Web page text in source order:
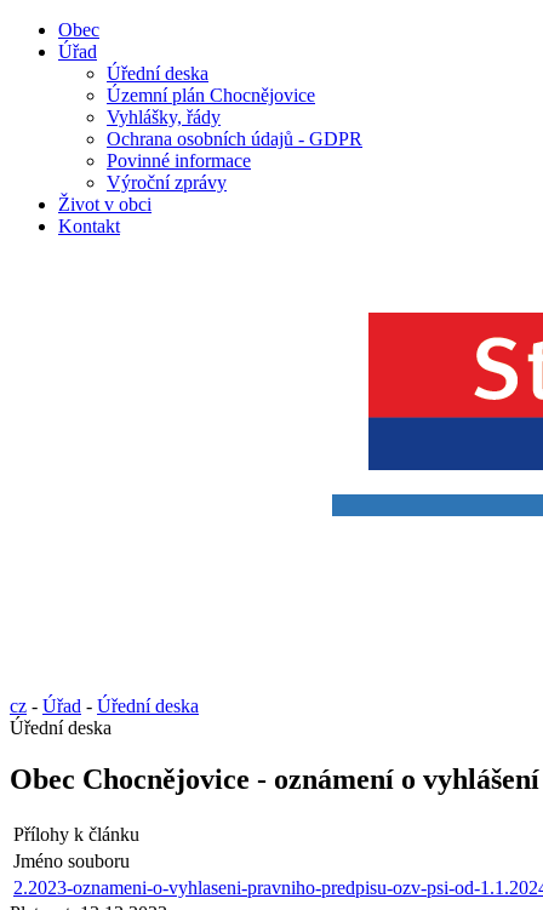
Obec
Úřad
Úřední deska
Územní plán Chocnějovice
Vyhlášky, řády
Ochrana osobních údajů - GDPR
Povinné informace
Výroční zprávy
Život v obci
Kontakt
cz - Úřad - Úřední deska
Úřední deska
Obec Chocnějovice - oznámení o
Přílohy k článku
Jméno souboru
2.2023-oznameni-o-vyhlaseni-pravniho-predpisu-ozv-psi-od-